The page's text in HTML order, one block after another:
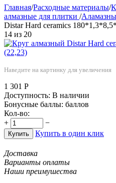
Главная/Расходные материалы/
алмазные для плитки /
Distar Hard ceramics
14 из 20
Наведите на картинку для увеличения
1 301 Р
Доступность: В наличии
Бонусные баллы: баллов
Кол-во:
+
−
Купить Купить в один клик
Доставка
Варианты оплаты
Наши преимушества